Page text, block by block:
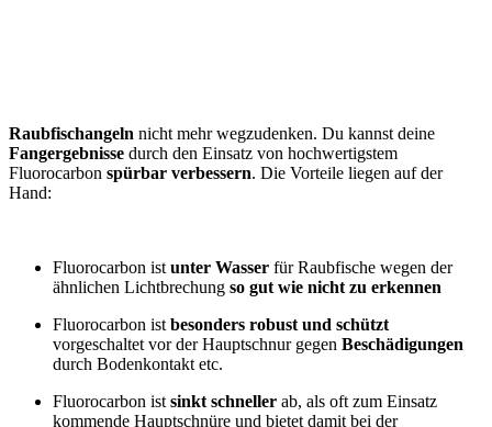
Raubfischangeln nicht mehr wegzudenken. Du kannst deine
Fangergebnisse durch den Einsatz von hochwertigstem
Fluorocarbon spürbar verbessern. Die Vorteile liegen auf der
Hand:
Fluorocarbon ist unter Wasser für Raubfische wegen der
ähnlichen Lichtbrechung so gut wie nicht zu erkennen
Fluorocarbon ist besonders robust und schützt
vorgeschaltet vor der Hauptschnur gegen Beschädigungen
durch Bodenkontakt etc.
Fluorocarbon ist sinkt schneller ab, als oft zum Einsatz
kommende Hauptschnüre und bietet damit bei der